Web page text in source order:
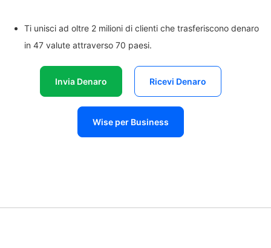
Ti unisci ad oltre 2 milioni di clienti che trasferiscono denaro
in 47 valute attraverso 70 paesi.
Invia Denaro Ricevi Denaro
Wise per Business